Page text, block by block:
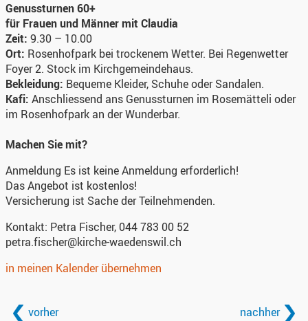
Genussturnen 60+
für Frauen und Männer mit Claudia
Zeit: 9.30 – 10.00
Ort: Rosenhofpark bei trockenem Wetter. Bei Regenwetter
Foyer 2. Stock im Kirchgemeindehaus.
Bekleidung: Bequeme Kleider, Schuhe oder Sandalen.
Kafi: Anschliessend ans Genussturnen im Rosemätteli oder
im Rosenhofpark an der Wunderbar.
Machen Sie mit?
Anmeldung Es ist keine Anmeldung erforderlich!
Das Angebot ist kostenlos!
Versicherung ist Sache der Teilnehmenden.
Kontakt: Petra Fischer, 044 783 00 52
petra.fischer@kirche-waedenswil.ch
in meinen Kalender übernehmen
vorher nachher